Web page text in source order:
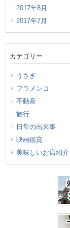
2017年8月
2017年7月
カテゴリー
うさぎ
フラメンコ
不動産
旅行
日常の出来事
映画鑑賞
美味しいお店紹介